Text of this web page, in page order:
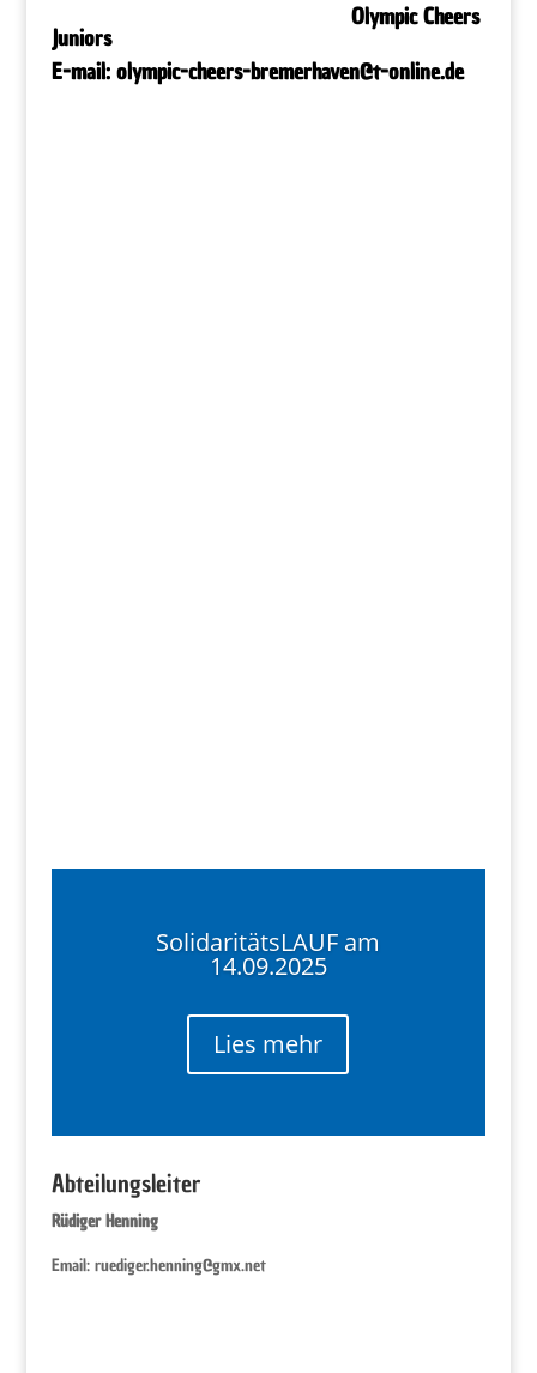
Olympic Cheers
Juniors
E-mail: olympic-cheers-bremerhaven@t-online.de
SolidaritätsLAUF am
14.09.2025
Lies mehr
Abteilungsleiter
Rüdiger Henning
Email: ruediger.henning@gmx.net